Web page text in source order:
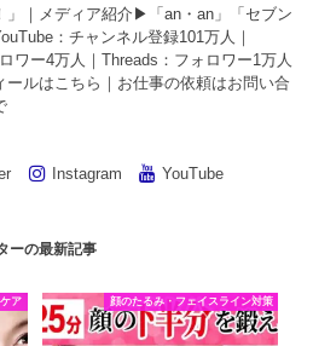
」｜メディア紹介▶︎「an・an」「セブン
：チャンネル登録101万人｜
ワー4万人｜Threads ：フォロワー1万人
ールはこちら ｜お仕事の依頼はお問い合
Instagram YouTube
ーの最新記事
ア 顔のたるみ・フェイスライン対策